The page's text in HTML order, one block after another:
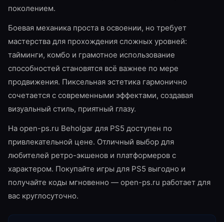
поколением.
Боевая механика проста в освоении, но требует
мастерства для прохождения сложных уровней:
тайминги, комбо и грамотное использование
способностей становятся всё важнее по мере
продвижения. Пиксельная эстетика гармонично
сочетается с современными эффектами, создавая
визуальный стиль, приятный глазу.
На open-ps.ru Beholgar для PS5 доступен по
привлекательной цене. Отличный выбор для
любителей ретро-экшенов и платформеров с
характером. Покупайте игры для PS5 выгодно и
получайте коды мгновенно — open-ps.ru работает для
вас круглосуточно.